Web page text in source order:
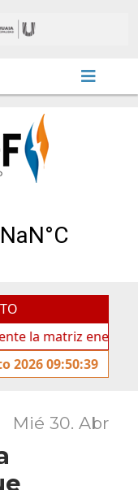
energética de
2026 09:50:39
Mié 30. Abr